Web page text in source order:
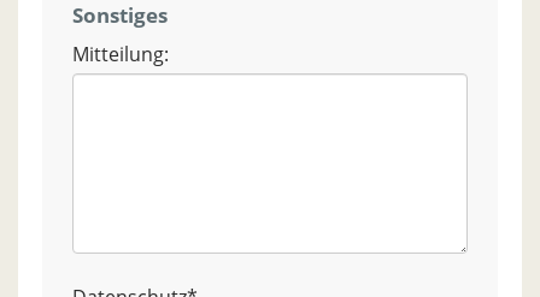
Sonstiges
Mitteilung: